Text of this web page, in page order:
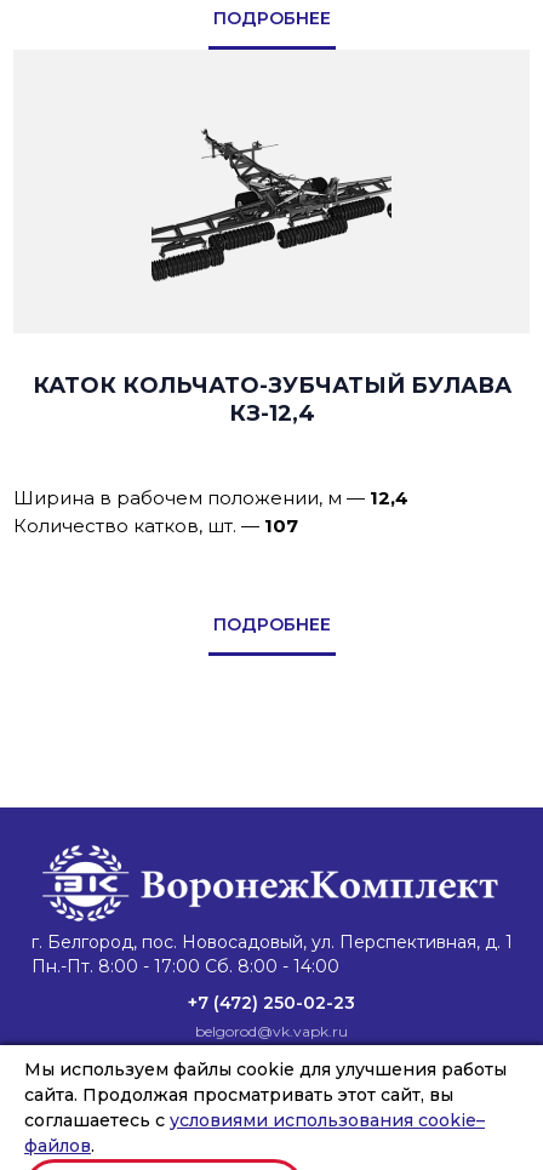
ПОДРОБНЕЕ
КАТОК КОЛЬЧАТО-ЗУБЧАТЫЙ БУЛАВА
КЗ-12,4
Ширина в рабочем положении, м — 12,4
Количество катков, шт. — 107
ПОДРОБНЕЕ
г. Белгород, пос. Новосадовый, ул. Перспективная, д. 1
Пн.-Пт. 8:00 - 17:00 Сб. 8:00 - 14:00
+7 (472) 250-02-23
belgorod@vk.vapk.ru
ГлавнаяКаталог техники Запасные части
Сервис и ремонтЛизинг и кредитФилиалыО компании
НовостиКонтакты
Мы используем файлы cookie для улучшения работы
сайта. Продолжая просматривать этот сайт, вы
соглашаетесь с условиями использования cookie–
файлов.